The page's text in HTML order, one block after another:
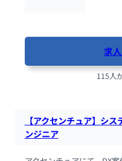
求
115人
【アクセンチュア】シ
ンジニア